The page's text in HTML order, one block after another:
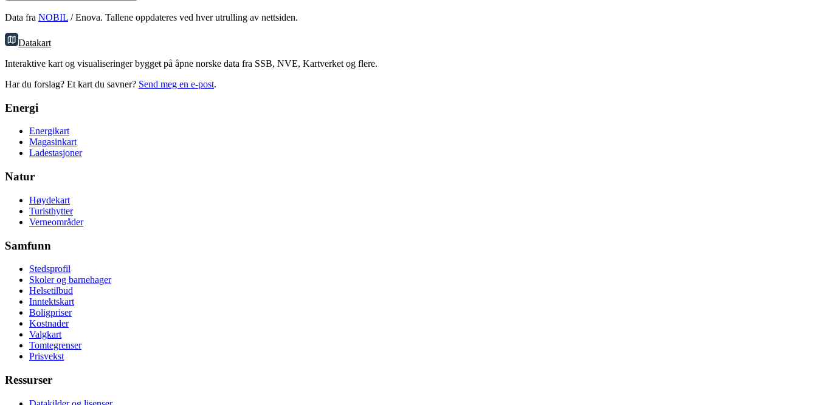
Data fra NOBIL / Enova. Tallene oppdateres ved hver utrulling av nettsiden.
Datakart
Interaktive kart og visualiseringer bygget på åpne norske data fra SSB, NVE, Kartverket og flere.
Har du forslag? Et kart du savner? Send meg en e-post.
Energi
Energikart
Magasinkart
Ladestasjoner
Natur
Høydekart
Turisthytter
Verneområder
Samfunn
Stedsprofil
Skoler og barnehager
Helsetilbud
Inntektskart
Boligpriser
Kostnader
Valgkart
Tomtegrenser
Prisvekst
Ressurser